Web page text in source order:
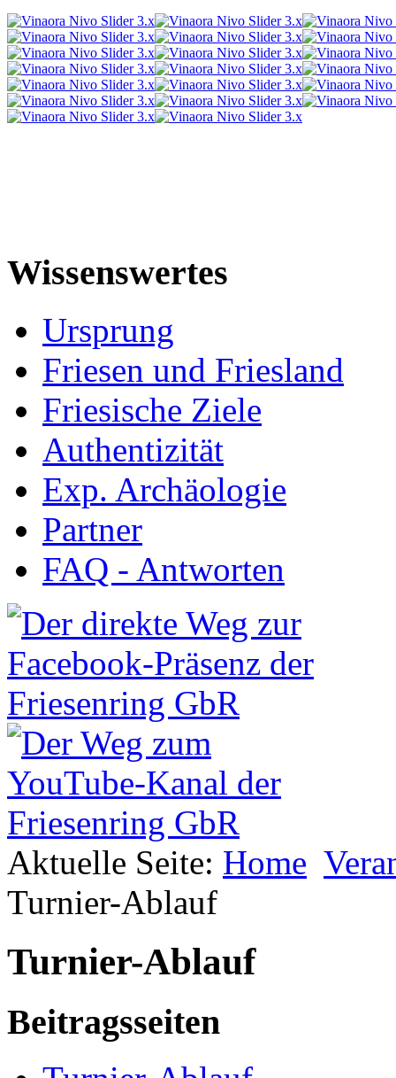
Wissenswertes
Ursprung
Friesen und Friesland
Friesische Ziele
Authentizität
Exp. Archäologie
Partner
FAQ - Antworten
Aktuelle Seite: Home
Turnier-Ablauf
Turnier-Ablauf
Beitragsseiten